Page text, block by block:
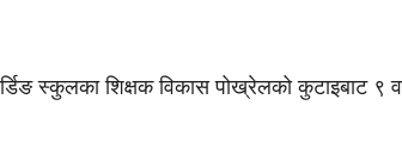
स्कुलका शिक्षक विकास पोख्रेलको कुटाइबाट ९